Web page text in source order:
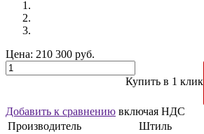
Цена: 210 300 руб.
Купить в 1 клик
Добавить к сравнению включая НДС
Производитель
Штиль